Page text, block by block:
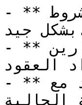
- **دراسة الوثائق بعناية**: قراءة كراسات الشروط
بشكل جيد.
- **التشاور مع الخبراء**: الاعتماد على مستشارين
العقود.
- **المراجعة والتحديث**: التأكد من تطابق العقود مع
الحالية.